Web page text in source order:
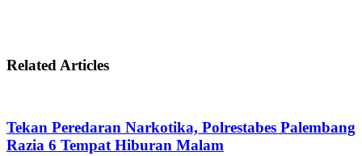
Related Articles
Tekan Peredaran Narkotika, Polrestabes Palembang
Razia 6 Tempat Hiburan Malam